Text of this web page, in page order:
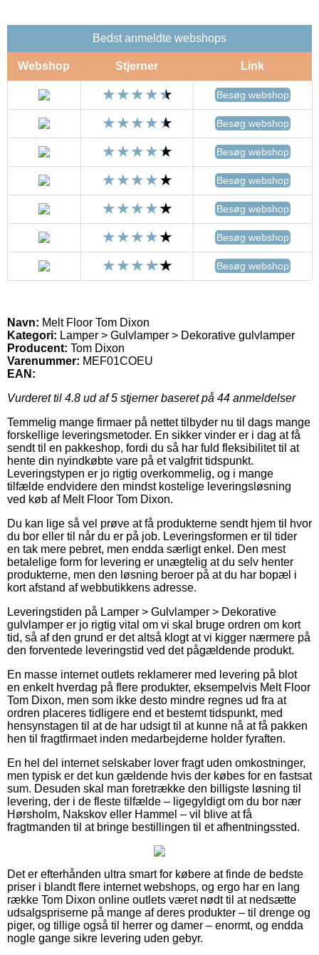
Bedst anmeldte webshops
Webshop Stjerner Link
Besøg webshop
Besøg webshop
Besøg webshop
Besøg webshop
Besøg webshop
Besøg webshop
Besøg webshop
Navn: Melt Floor Tom Dixon
Kategori: Lamper > Gulvlamper > Dekorative gulvlamper
Producent: Tom Dixon
Varenummer: MEF01COEU
EAN:
Vurderet til 4.8 ud af 5 stjerner baseret på 44 anmeldelser
Temmelig mange firmaer på nettet tilbyder nu til dags mange
forskellige leveringsmetoder. En sikker vinder er i dag at få
sendt til en pakkeshop, fordi du så har fuld fleksibilitet til at
hente din nyindkøbte vare på et valgfrit tidspunkt.
Leveringstypen er jo rigtig overkommelig, og i mange
tilfælde endvidere den mindst kostelige leveringsløsning
ved køb af Melt Floor Tom Dixon.
Du kan lige så vel prøve at få produkterne sendt hjem til hvor
du bor eller til når du er på job. Leveringsformen er til tider
en tak mere pebret, men endda særligt enkel. Den mest
betalelige form for levering er unægtelig at du selv henter
produkterne, men den løsning beroer på at du har bopæl i
kort afstand af webbutikkens adresse.
Leveringstiden på Lamper > Gulvlamper > Dekorative
gulvlamper er jo rigtig vital om vi skal bruge ordren om kort
tid, så af den grund er det altså klogt at vi kigger nærmere på
den forventede leveringstid ved det pågældende produkt.
En masse internet outlets reklamerer med levering på blot
en enkelt hverdag på flere produkter, eksempelvis Melt Floor
Tom Dixon, men som ikke desto mindre regnes ud fra at
ordren placeres tidligere end et bestemt tidspunkt, med
hensynstagen til at de har udsigt til at kunne nå at få pakken
hen til fragtfirmaet inden medarbejderne holder fyraften.
En hel del internet selskaber lover fragt uden omkostninger,
men typisk er det kun gældende hvis der købes for en fastsat
sum. Desuden skal man foretrække den billigste løsning til
levering, der i de fleste tilfælde – ligegyldigt om du bor nær
Hørsholm, Nakskov eller Hammel – vil blive at få
fragtmanden til at bringe bestillingen til et afhentningssted.
Det er efterhånden ultra smart for købere at finde de bedste
priser i blandt flere internet webshops, og ergo har en lang
række Tom Dixon online outlets været nødt til at nedsætte
udsalgspriserne på mange af deres produkter – til drenge og
piger, og tillige også til herrer og damer – enormt, og endda
nogle gange sikre levering uden gebyr.